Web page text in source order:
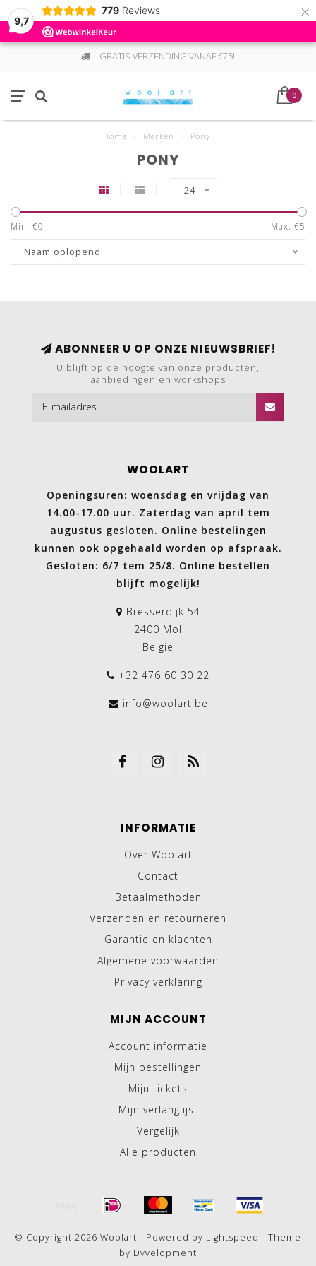
9,7
779 Reviews ×
GRATIS VERZENDING VANAF €75!
0
Home Merken Pony
PONY
24
Min: €0 Max: €5
Naam oplopend
ABONNEER U OP ONZE NIEUWSBRIEF!
U blijft op de hoogte van onze producten,
aanbiedingen en workshops
WOOLART
Openingsuren: woensdag en vrijdag van
14.00-17.00 uur. Zaterdag van april tem
augustus gesloten. Online bestelingen
kunnen ook opgehaald worden op afspraak.
Gesloten: 6/7 tem 25/8. Online bestellen
blijft mogelijk!
Bresserdijk 54
2400 Mol
België
+32 476 60 30 22
info@woolart.be
INFORMATIE
Over Woolart
Contact
Betaalmethoden
Verzenden en retourneren
Garantie en klachten
Algemene voorwaarden
Privacy verklaring
MIJN ACCOUNT
Account informatie
Mijn bestellingen
Mijn tickets
Mijn verlanglijst
Vergelijk
Alle producten
© Copyright 2026 Woolart - Powered by Lightspeed - Theme
by Dyvelopment